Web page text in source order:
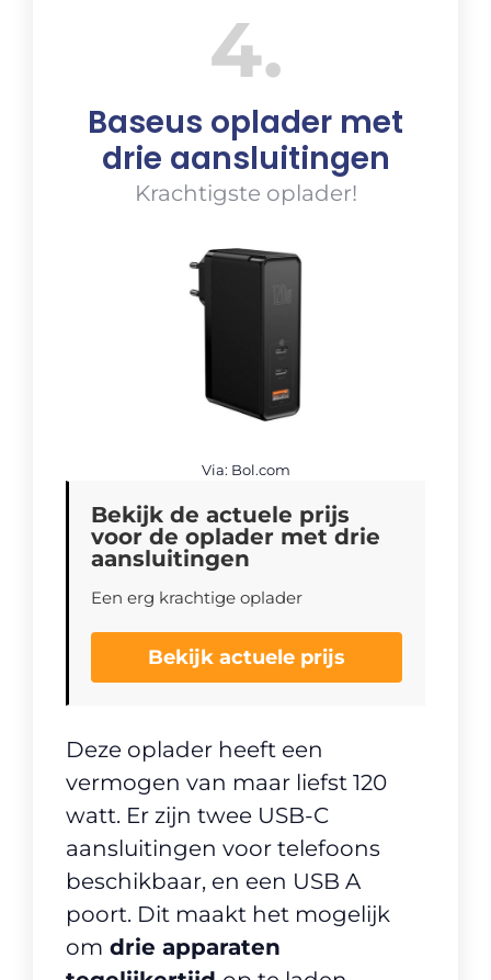
4
Baseus oplader met
drie aansluitingen
Krachtigste oplader!
Via: Bol.com
Bekijk de actuele prijs
voor de oplader met drie
aansluitingen
Een erg krachtige oplader
Bekijk actuele prijs
Deze oplader heeft een
vermogen van maar liefst 120
watt. Er zijn twee USB-C
aansluitingen voor telefoons
beschikbaar, en een USB A
poort. Dit maakt het mogelijk
om drie apparaten